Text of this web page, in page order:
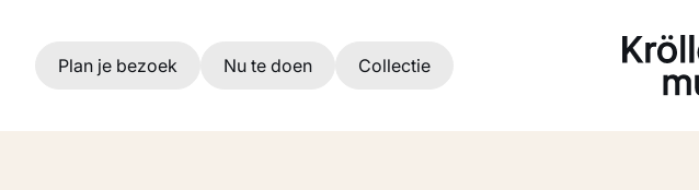
Ga naar hoofdinhoud
Plan je bezoek Nu te doen Collectie